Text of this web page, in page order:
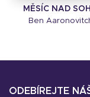
MĚSÍC NAD
Ben
ODEBÍREJTE